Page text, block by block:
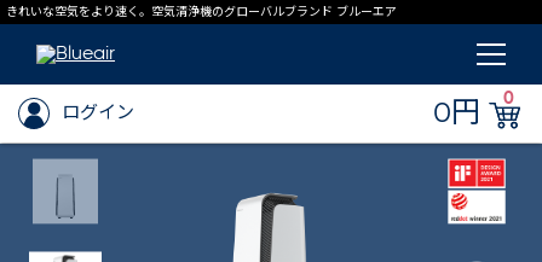
きれいな空気をより速く。空気清浄機のグローバルブランド ブルーエア
ログイン 0円
0